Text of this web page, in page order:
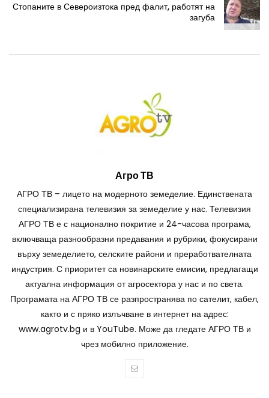
Стопаните в Североизтока пред фалит, работят на
загуба
Агро ТВ
АГРО ТВ – лицето на модерното земеделие. Единствената
специализирана телевизия за земеделие у нас. Телевизия
АГРО ТВ е с национално покритие и 24-часова програма,
включваща разнообразни предавания и рубрики, фокусирани
върху земеделието, селските райони и преработвателната
индустрия. С приоритет са новинарските емисии, предлагащи
актуална информация от агросектора у нас и по света.
Програмата на АГРО ТВ се разпространява по сателит, кабел,
както и с пряко излъчване в интернет на адрес:
www.agrotv.bg и в YouTube. Може да гледате АГРО ТВ и
чрез мобилно приложение.